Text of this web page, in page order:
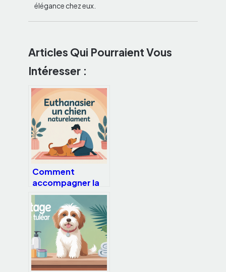
élégance chez eux.
Articles Qui Pourraient Vous
Intéresser :
Comment
accompagner la
fin de vie d’un
chien sans
souffrance ni
acharnement